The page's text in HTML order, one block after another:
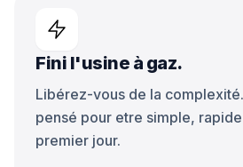
Fini l'usine à gaz.
Libérez-vous de la
pensé pour etre simple,
premier jour.